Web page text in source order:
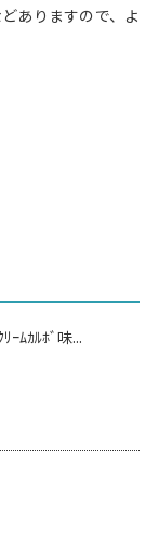
ありますので、よ
ｰﾑｶﾙﾎﾞ味...